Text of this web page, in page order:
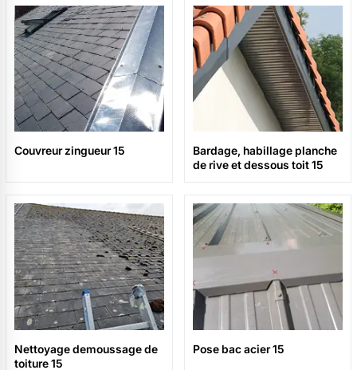
Couvreur zingueur 15
Bardage, habillage planche
de rive et dessous toit 15
Nettoyage demoussage de
toiture 15
Pose bac acier 15